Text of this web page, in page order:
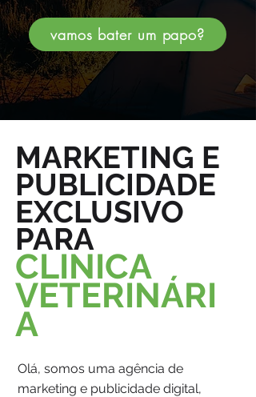
vamos bater um papo?
MARKETING E
PUBLICIDADE
EXCLUSIVO
PARA
CLINICA
VETERINÁRI
A
Olá, somos uma agência de
marketing e publicidade digital,